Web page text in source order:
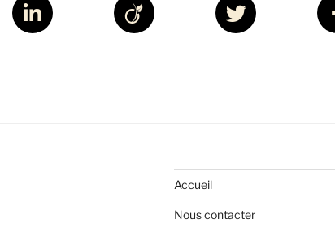
Accueil
Nous contacter